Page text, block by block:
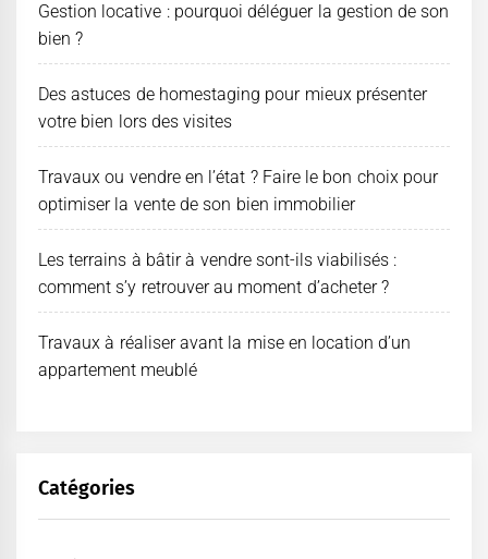
Gestion locative : pourquoi déléguer la gestion de son
bien ?
Des astuces de homestaging pour mieux présenter
votre bien lors des visites
Travaux ou vendre en l’état ? Faire le bon choix pour
optimiser la vente de son bien immobilier
Les terrains à bâtir à vendre sont-ils viabilisés :
comment s’y retrouver au moment d’acheter ?
Travaux à réaliser avant la mise en location d’un
appartement meublé
Catégories